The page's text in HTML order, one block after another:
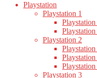
Playstation
Playstation 1
Playstation 2
Playstation 3